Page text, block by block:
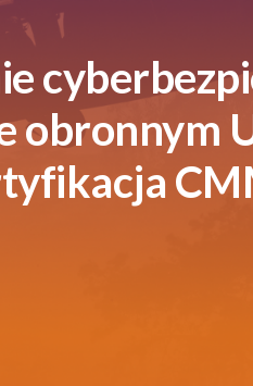
obronnym